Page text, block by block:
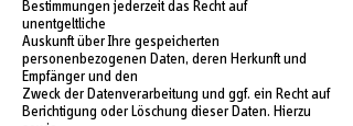
Bestimmungen jederzeit das Recht auf
unentgeltliche
Auskunft über Ihre gespeicherten
personenbezogenen Daten, deren Herkunft und
Empfänger und den
Zweck der Datenverarbeitung und ggf. ein Recht auf
Berichtigung oder Löschung dieser Daten. Hierzu